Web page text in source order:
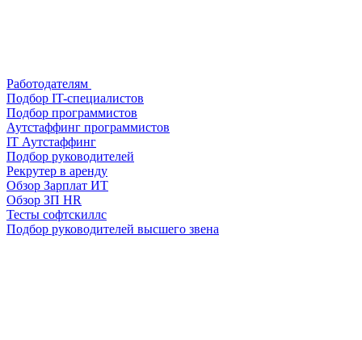
Работодателям
Подбор IT-специалистов
Подбор программистов
Аутстаффинг программистов
IT Аутстаффинг
Подбор руководителей
Рекрутер в аренду
Обзор Зарплат ИТ
Обзор ЗП HR
Тесты софтскиллс
Подбор руководителей высшего звена